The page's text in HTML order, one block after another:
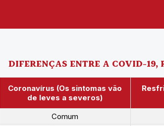
DIFERENÇAS ENTRE A COVID-19,
Coronavírus (Os sintomas vão
de leves a severos)
Comum